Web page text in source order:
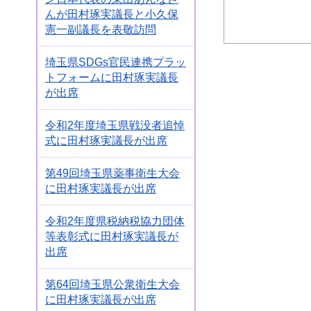
んが田村琢実議長と小久保
憲一副議長を表敬訪問
埼玉県SDGs官民連携プラッ
トフォームに田村琢実議長
が出席
令和2年度埼玉県戦没者追悼
式に田村琢実議長が出席
第49回埼玉県薬事衛生大会
に田村琢実議長が出席
令和2年度県税納税協力団体
等表彰式に田村琢実議長が
出席
第64回埼玉県公衆衛生大会
に田村琢実議長が出席